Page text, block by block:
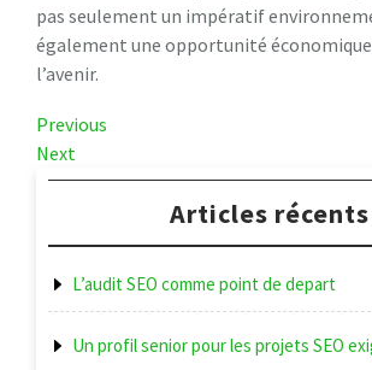
pas seulement un impératif
également une opportunité
l’avenir.
Navigation
de
l’article
Previous
Post
Previous
Next
Post
Next
Articles récents
L’audit SEO comme point de depart
Un profil senior pour les projets SEO